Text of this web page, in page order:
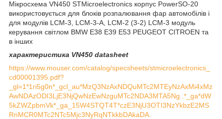
Мікросхема VN450 STMicroelectronics корпус PowerSO-20
використовується для блоків розпалювання фар автомобілів і
для модулів LCM-3, LCM-3-А, LCM-2 (3-2) LCM-3 модуль
керування світлом BMW E38 E39 E53 PEUGEOT CITROEN та
в інших
характеристика VN450 datasheet
https://www.mouser.com/catalog/specsheets/stmicroelectronics_
cd00001395.pdf?
_gl=1*1ri5g0n*_gcl_au*MzQ3NzAxNDQuMTc2MTEyNzAxMi4xMz
AwNDAzODI3LjE3NjQwNzEwNzguMTc2NDA3MTA5Ng..*_ga*dW
5kZWZpbmVk*_ga_15W4STQT4T*czE3NjU3OTI3NzYkbzE2MS
RnMCR0MTc2NTc5Mjc3NyRqNTkkbDAkaDA.